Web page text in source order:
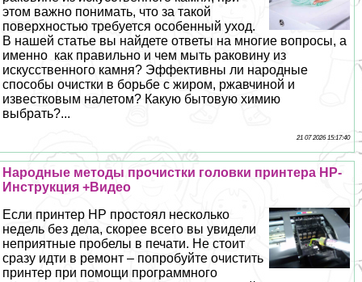
этом важно понимать, что за такой
поверхностью требуется особенный уход.
В нашей статье вы найдете ответы на многие вопросы, а
именно как правильно и чем мыть paковину из
искусственного камня? Эффективны ли народные
способы очистки в борьбе с жиром, ржавчиной и
известковым налетом? Какую бытовую химию
выбрать?...
21 07 2026 15:17:40
Народные методы прочистки головки принтера HP-
Инструкция +Видео
Если принтер HP простоял несколько
недель без дела, скорее всего вы увидели
неприятные пробелы в печати. Не стоит
сразу идти в ремонт – попробуйте очистить
принтер при помощи программного